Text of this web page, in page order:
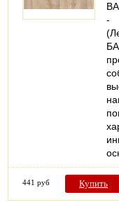
-
441 руб Купить